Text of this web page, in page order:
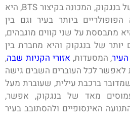
מערכת הרכבות ההמונית של בנגקוק, המכונה בקיצור BTS, היא
ביותר בעיר וגם בין
מתבססת על שני קווים מוגבהים,
של בנגקוק והיא מחברת בין
, המסעדות, אזורי הקניות שבה,
לאפשר לכל העוברים השבים גישה
שמדובר ברכבת עילית, שעוברת מעל
מאד של בנגקוק, אפשר,
האינסופיים ולהסתובב בעיר